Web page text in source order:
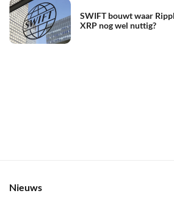
SWIFT bouwt waar
XRP nog wel nuttig?
Nieuws